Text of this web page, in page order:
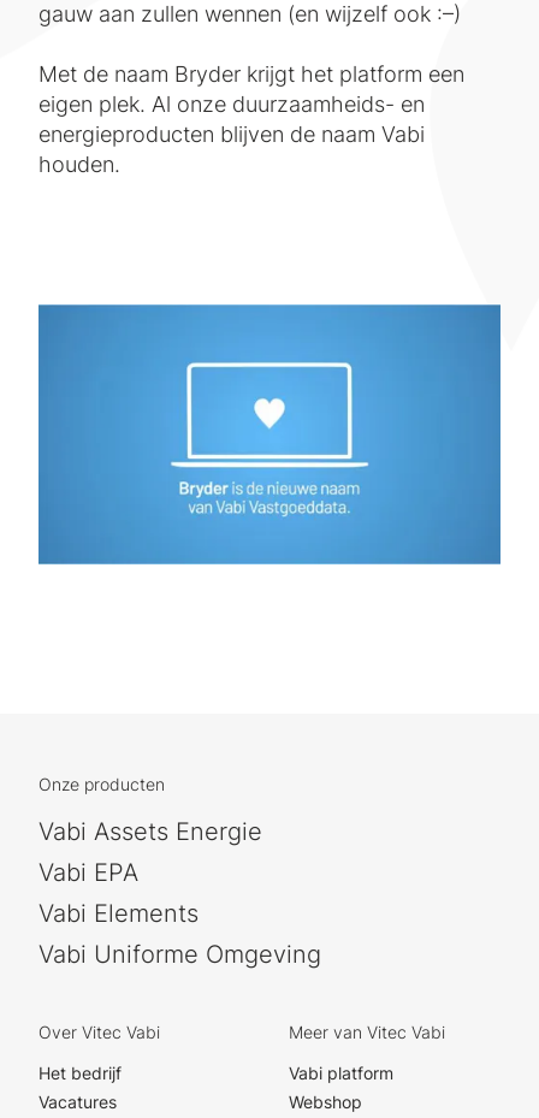
gauw aan zullen wennen (en wijzelf ook :–)
Met de naam Bryder krijgt het platform een
eigen plek. Al onze duurzaamheids- en
energieproducten blijven de naam Vabi
houden.
Onze producten
Vabi Assets Energie
Vabi EPA
Vabi Elements
Vabi Uniforme Omgeving
Over Vitec Vabi
Het bedrijf
Vacatures
Meer van Vitec Vabi
Vabi platform
Webshop